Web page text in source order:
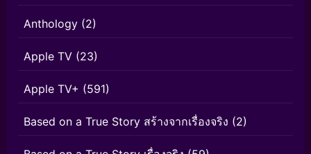
Anthology (2)
Apple TV (23)
Apple TV+ (591)
Based on a True Story สร้างจากเรื่องจริง (2)